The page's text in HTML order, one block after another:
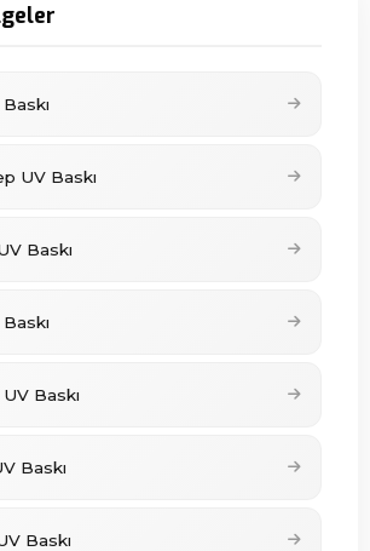
UV Baskı
Baskı
Baskı
Baskı
Baskı